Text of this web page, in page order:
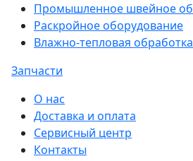
Промышленное швейное
Раскройное оборудование
Влажно-тепловая обработка
Запчасти
О нас
Доставка и оплата
Сервисный центр
Контакты